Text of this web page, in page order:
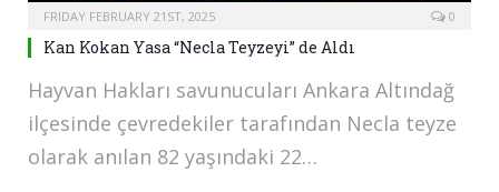
FRIDAY FEBRUARY 21ST, 2025 0
Kan Kokan Yasa “Necla Teyzeyi” de Aldı
Hayvan Hakları savunucuları Ankara Altındağ
ilçesinde çevredekiler tarafından Necla teyze
olarak anılan 82 yaşındaki 22…